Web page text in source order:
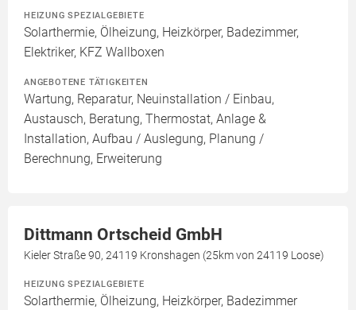
HEIZUNG SPEZIALGEBIETE
Solarthermie, Ölheizung, Heizkörper, Badezimmer,
Elektriker, KFZ Wallboxen
ANGEBOTENE TÄTIGKEITEN
Wartung, Reparatur, Neuinstallation / Einbau,
Austausch, Beratung, Thermostat, Anlage &
Installation, Aufbau / Auslegung, Planung /
Berechnung, Erweiterung
Dittmann Ortscheid GmbH
Kieler Straße 90, 24119 Kronshagen (25km von 24119 Loose)
HEIZUNG SPEZIALGEBIETE
Solarthermie, Ölheizung, Heizkörper, Badezimmer